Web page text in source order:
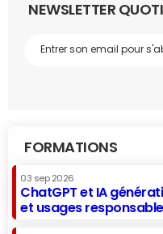
NEWSLETTER
FORMATIONS
03 sep 2026
ChatGPT et IA
et usages